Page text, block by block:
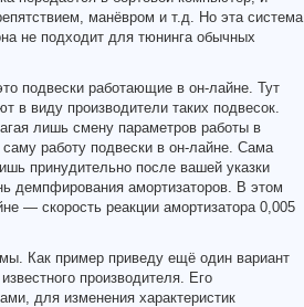
манёвром и т.д. Но эта система
не подходит для тюнинга обычных
подвески работающие в он-лайне. Тут
в виду производители таких подвесок.
лишь смену параметров работы в
работу подвески в он-лайне. Сама
принудительно после вашей указки
демпфирования амортизаторов. В этом
— скорость реакции амортизатора 0,005
Как пример приведу ещё один вариант
производителя. Его
для изменения характеристик